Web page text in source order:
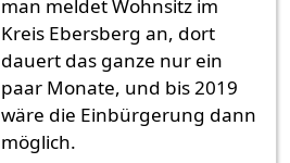
man meldet Wohnsitz im
Kreis Ebersberg an, dort
dauert das ganze nur ein
paar Monate, und bis 2019
wäre die Einbürgerung dann
möglich.